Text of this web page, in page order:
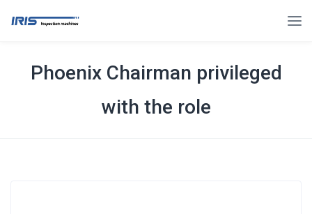
Phoenix Chairman privileged
with the role